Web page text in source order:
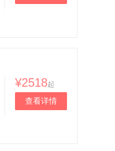
¥2518起
查看详情